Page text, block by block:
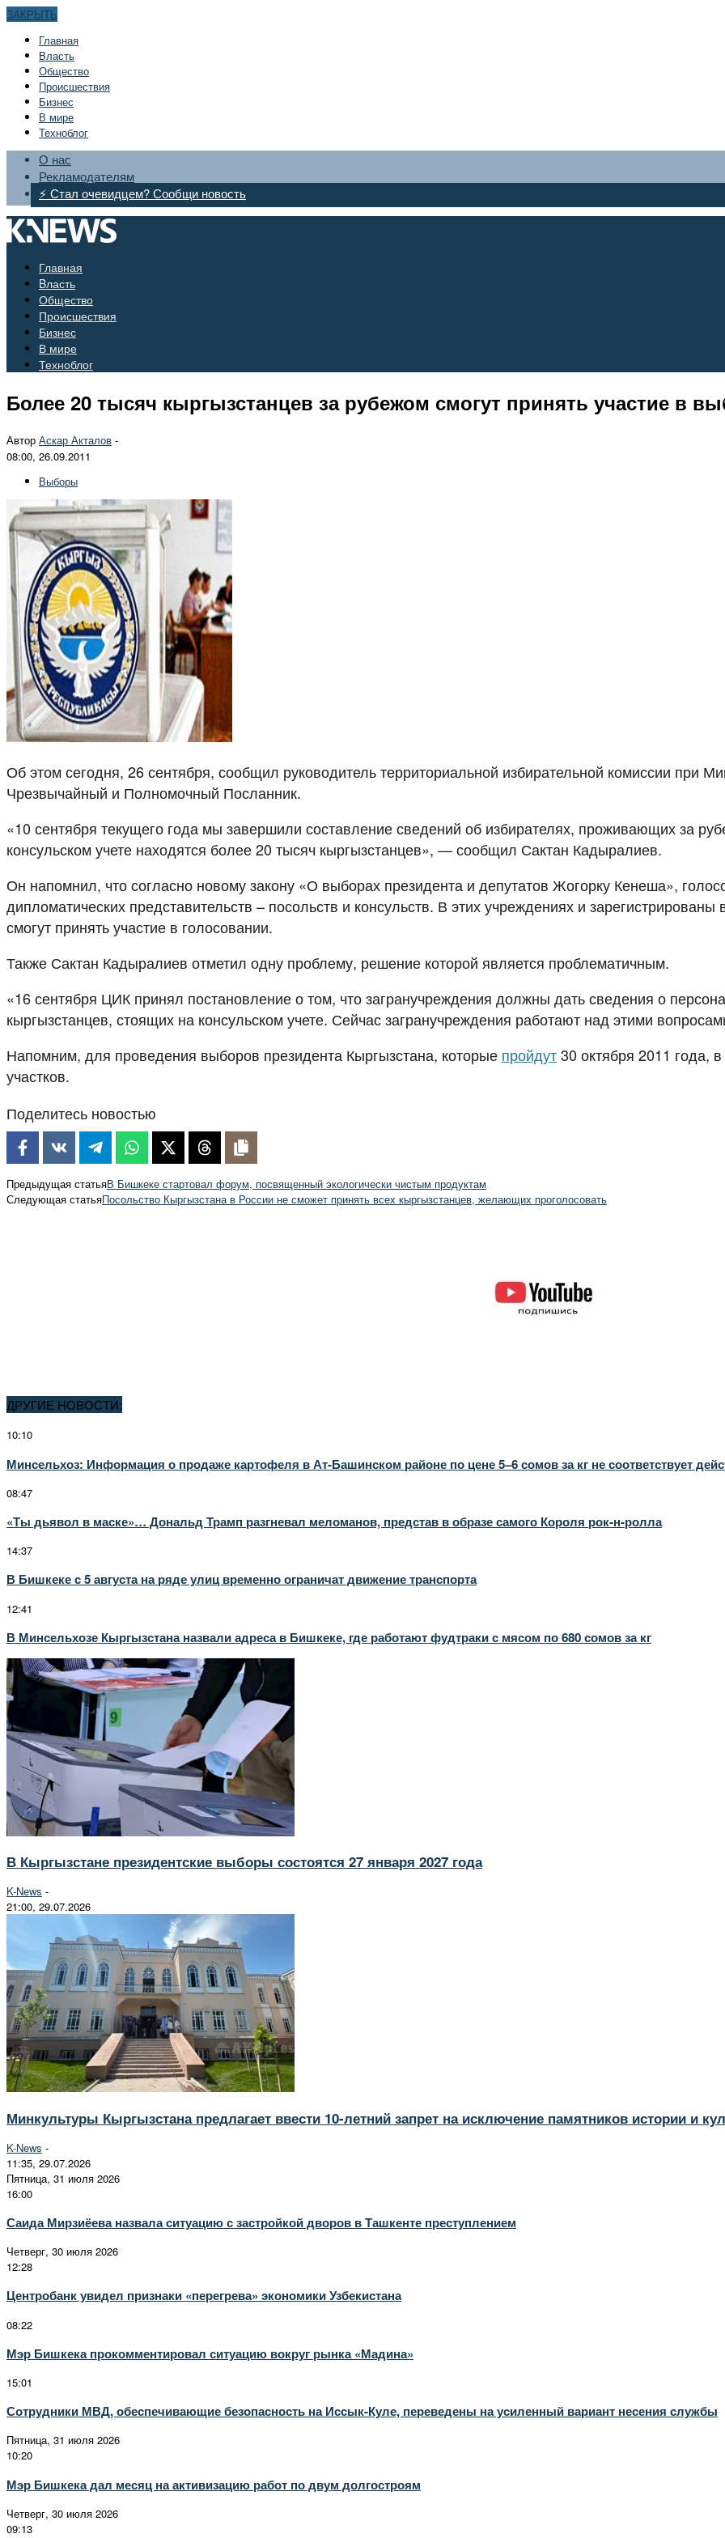
ЗАКРЫТЬ
Главная
Bласть
Общество
Происшествия
Бизнес
В мире
Техноблог
О нас
Рекламодателям
⚡ Стал очевидцем? Сообщи новость
Главная
Bласть
Общество
Происшествия
Бизнес
В мире
Техноблог
Более 20 тысяч кыргызстанцев за рубежом смогут принять участие в
Автор Аскар Акталов -
08:00, 26.09.2011
Выборы
Об этом сегодня, 26 сентября, сообщил руководитель территориальной избирательной комиссии при
Чрезвычайный и Полномочный Посланник.
«10 сентября текущего года мы завершили составление сведений об избирателях, проживающих за
консульском учете находятся более 20 тысяч кыргызстанцев», — сообщил Сактан Кадыралиев.
Он напомнил, что согласно новому закону «О выборах президента и депутатов Жогорку Кенеша»,
дипломатических представительств – посольств и консульств. В этих учреждениях и
смогут принять участие в голосовании.
Также Сактан Кадыралиев отметил одну проблему, решение которой является проблематичным.
«16 сентября ЦИК принял постановление о том, что загранучреждения должны дать сведения о
кыргызстанцев, стоящих на консульском учете. Сейчас загранучреждения работают над этими
Напомним, для проведения выборов президента Кыргызстана, которые пройдут30 октября 2011 года,
участков.
Поделитесь новостью
Предыдущая статьяВ Бишкеке стартовал форум, посвященный экологически чистым продуктам
Следующая статьяПосольство Кыргызстана в России не сможет принять всех кыргызстанцев, желающих проголосовать
ДРУГИЕ НОВОСТИ:
10:10
Минсельхоз: Информация о продаже картофеля в Ат-Башинском районе по цене 5–6 сомов за кг не соответствует
08:47
«Ты дьявол в маске»… Дональд Трамп разгневал меломанов, представ в образе самого Короля рок-н-ролла
14:37
В Бишкеке с 5 августа на ряде улиц временно ограничат движение транспорта
12:41
В Минсельхозе Кыргызстана назвали адреса в Бишкеке, где работают фудтраки с мясом по 680 сомов за кг
В Кыргызстане президентские выборы состоятся 27 января 2027 года
K-News -
21:00, 29.07.2026
Минкультуры Кыргызстана предлагает ввести 10-летний запрет на исключение памятников истории и
K-News -
11:35, 29.07.2026
Пятница, 31 июля 2026
16:00
Саида Мирзиёева назвала ситуацию с застройкой дворов в Ташкенте преступлением
Четверг, 30 июля 2026
12:28
Центробанк увидел признаки «перегрева» экономики Узбекистана
08:22
Мэр Бишкека прокомментировал ситуацию вокруг рынка «Мадина»
15:01
Сотрудники МВД, обеспечивающие безопасность на Иссык-Куле, переведены на усиленный вариант несения службы
Пятница, 31 июля 2026
10:20
Мэр Бишкека дал месяц на активизацию работ по двум долгостроям
Четверг, 30 июля 2026
09:13